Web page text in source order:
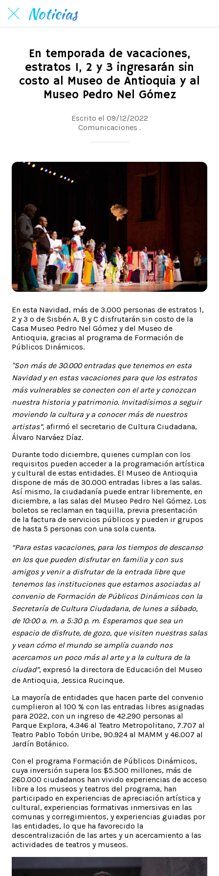
Noticias
En temporada de vacaciones,
estratos 1, 2 y 3 ingresarán sin
costo al Museo de Antioquia y al
Museo Pedro Nel Gómez
Escrito el 09/12/2022
Comunicaciones .
En esta Navidad, más de 3.000 personas de estratos 1,
2 y 3 o de Sisbén A, B y C disfrutarán sin costo de la
Casa Museo Pedro Nel Gómez y del Museo de
Antioquia, gracias al programa de Formación de
Públicos Dinámicos.
"Son más de 30.000 entradas que tenemos en esta
Navidad y en estas vacaciones para que los estratos
más vulnerables se conecten con el arte y conozcan
nuestra historia y patrimonio. Invitadísimos a seguir
moviendo la cultura y a conocer más de nuestros
artistas”, afirmó el secretario de Cultura Ciudadana,
Álvaro Narváez Díaz.
Durante todo diciembre, quienes cumplan con los
requisitos pueden acceder a la programación artística
y cultural de estas entidades. El Museo de Antioquia
dispone de más de 30.000 entradas libres a las salas.
Así mismo, la ciudadanía puede entrar libremente, en
diciembre, a las salas del Museo Pedro Nel Gómez. Los
boletos se reclaman en taquilla, previa presentación
de la factura de servicios públicos y pueden ir grupos
de hasta 5 personas con una sola cuenta.
“Para estas vacaciones, para los tiempos de descanso
en los que pueden disfrutar en familia y con sus
amigos y venir a disfrutar de la entrada libre que
tenemos las instituciones que estamos asociadas al
convenio de Formación de Públicos Dinámicos con la
Secretaría de Cultura Ciudadana, de lunes a sábado,
de 10:00 a. m. a 5:30 p. m. Esperamos que sea un
espacio de disfrute, de gozo, que visiten nuestras salas
y vean cómo el mundo se amplía cuando nos
acercamos un poco más al arte y a la cultura de la
ciudad”, expresó la directora de Educación del Museo
de Antioquia, Jessica Rucinque.
La mayoría de entidades que hacen parte del convenio
cumplieron al 100 % con las entradas libres asignadas
para 2022, con un ingreso de 42.290 personas al
Parque Explora, 4.346 al Teatro Metropolitano, 7.707 al
Teatro Pablo Tobón Uribe, 90.924 al MAMM y 46.007 al
Jardín Botánico.
Con el programa Formación de Públicos Dinámicos,
cuya inversión supera los $5.500 millones, más de
260.000 ciudadanos han vivido experiencias de acceso
libre a los museos y teatros del programa, han
participado en experiencias de apreciación artística y
cultural, experiencias formativas inmersivas en las
comunas y corregimientos, y experiencias guiadas por
las entidades, lo que ha favorecido la
descentralización de las artes y un acercamiento a las
actividades de teatros y museos.